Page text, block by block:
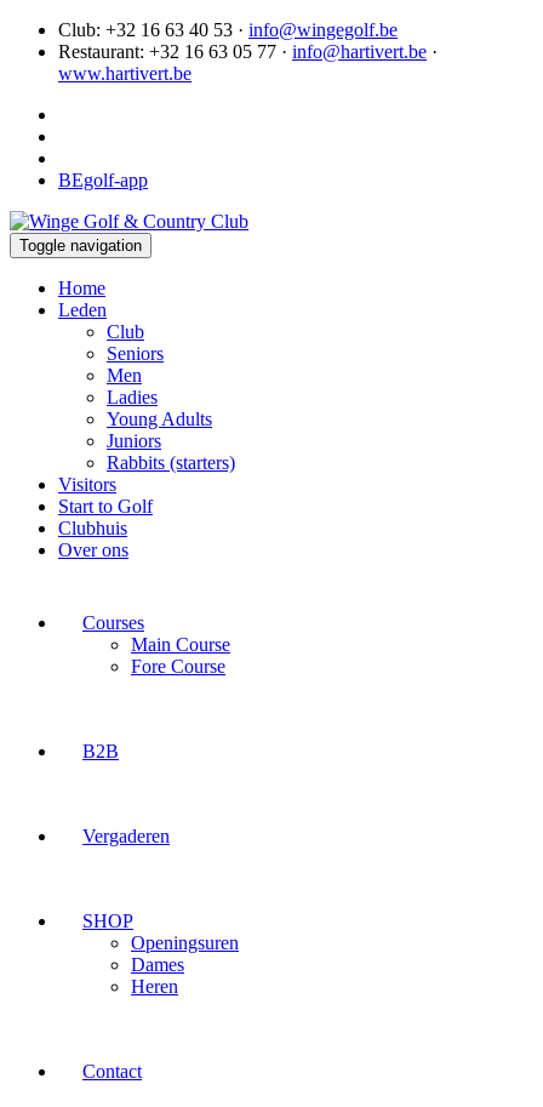
Club: +32 16 63 40 53 · info@wingegolf.be
Restaurant: +32 16 63 05 77 · info@hartivert.be ·
www.hartivert.be
BEgolf-app
Toggle navigation
Home
Leden
Club
Seniors
Men
Ladies
Young Adults
Juniors
Rabbits (starters)
Visitors
Start to Golf
Clubhuis
Over ons
Courses
Main Course
Fore Course
B2B
Vergaderen
SHOP
Openingsuren
Dames
Heren
Contact